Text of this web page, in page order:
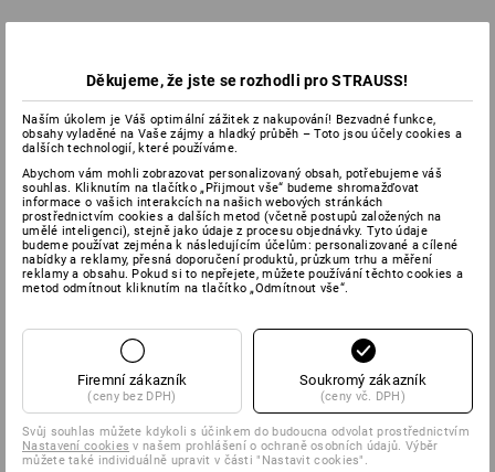
Děkujeme, že jste se rozhodli pro STRAUSS!
Naším úkolem je Váš optimální zážitek z nakupování! Bezvadné funkce,
obsahy vyladěné na Vaše zájmy a hladký průběh – Toto jsou účely cookies a
dalších technologií, které používáme.
Abychom vám mohli zobrazovat personalizovaný obsah, potřebujeme váš
souhlas. Kliknutím na tlačítko „Přijmout vše“ budeme shromažďovat
informace o vašich interakcích na našich webových stránkách
prostřednictvím cookies a dalších metod (včetně postupů založených na
umělé inteligenci), stejně jako údaje z procesu objednávky. Tyto údaje
budeme používat zejména k následujícím účelům: personalizované a cílené
nabídky a reklamy, přesná doporučení produktů, průzkum trhu a měření
reklamy a obsahu. Pokud si to nepřejete, můžete používání těchto cookies a
metod odmítnout kliknutím na tlačítko „Odmítnout vše“.
Firemní zákazník
(ceny bez DPH)
Soukromý zákazník
(ceny vč. DPH)
Svůj souhlas můžete kdykoli s účinkem do budoucna odvolat prostřednictvím
Nastavení cookies v našem prohlášení o ochraně osobních údajů. Výběr
můžete také individuálně upravit v části "Nastavit cookies".